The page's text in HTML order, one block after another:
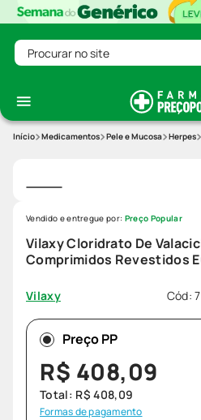
Procurar no site
Medicamentos Pele e Mucosa Herpes
Vilaxy Cloridrato De
Comprimidos Revestidos
Vilaxy Cód:
Vendido e entregue por: Preço Popular
Preço PP
R$ 408,09
Total: R$ 408,09
Formas de pagamento